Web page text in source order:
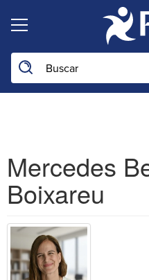
Buscar en la web
Mercedes
Boixareu